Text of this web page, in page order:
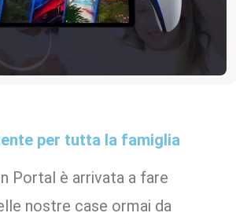
per tutta la famiglia
Portal è arrivata a fare
nostre case ormai da